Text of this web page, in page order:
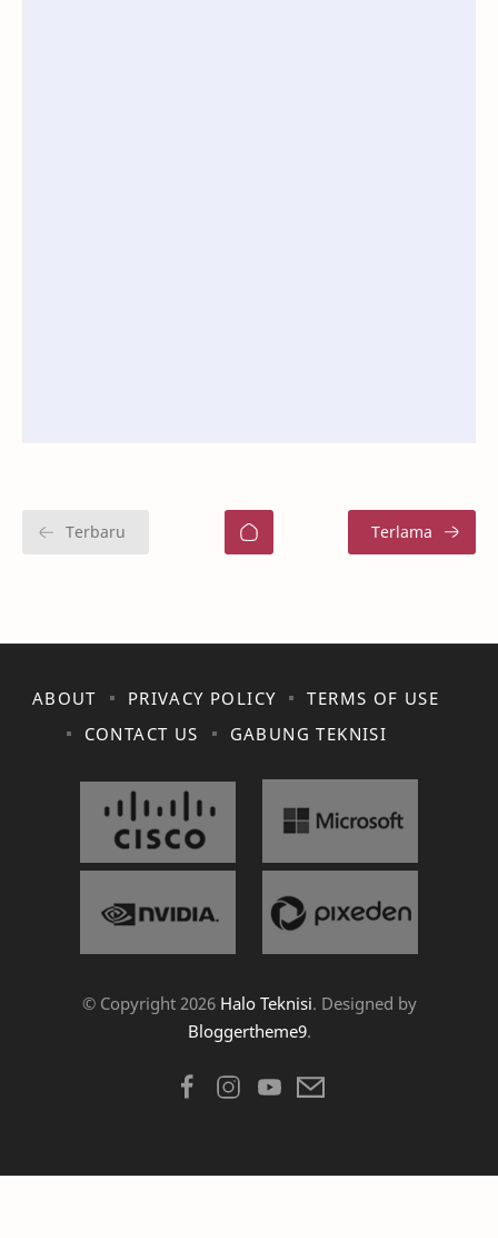
ABOUT PRIVACY POLICY
TERMS OF USE
CONTACT US
GABUNG TEKNISI
© Copyright 2026 Halo Teknisi. Designed by
Bloggertheme9.